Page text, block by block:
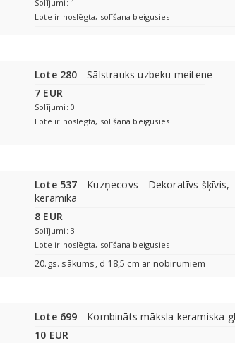
Solījumi: 1
Lote ir noslēgta, solīšana beigusies
Lote 280 - Sālstrauks uzbeku meitene
7 EUR
Solījumi: 0
Lote ir noslēgta, solīšana beigusies
Lote 537 - Kuzņecovs - Dekoratīvs šķīvis,
keramika
8 EUR
Solījumi: 3
Lote ir noslēgta, solīšana beigusies
20.gs. sākums, d 18,5 cm ar nobirumiem
Lote 699 - Kombināts māksla keramiska
10 EUR